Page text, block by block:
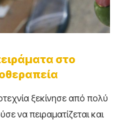
στο
ξεκίνησε από πολύ
να πειραματίζεται και